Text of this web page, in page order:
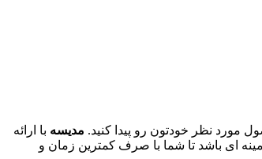
مورد نظر خودتون رو پیدا کنید. مدیسه با ارائه
ای باشد تا شما با صرف کمترین زمان و